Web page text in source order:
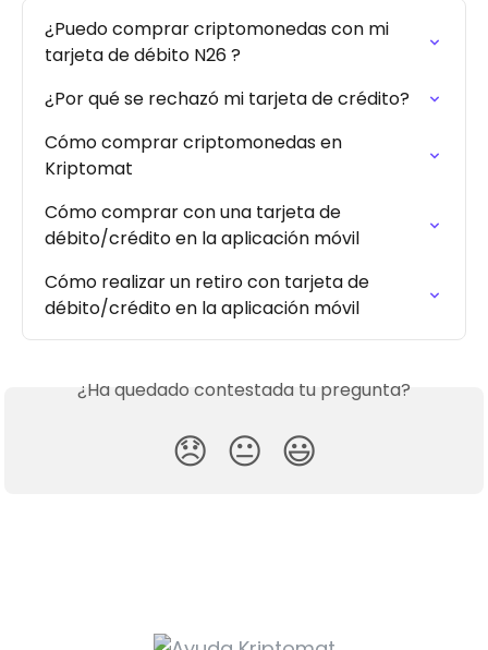
¿Puedo comprar criptomonedas con mi
tarjeta de débito N26 ?
¿Por qué se rechazó mi tarjeta de crédito?
Cómo comprar criptomonedas en
Kriptomat
Cómo comprar con una tarjeta de
débito/crédito en la aplicación móvil
Cómo realizar un retiro con tarjeta de
débito/crédito en la aplicación móvil
¿Ha quedado contestada tu pregunta?
😞 😐 😃